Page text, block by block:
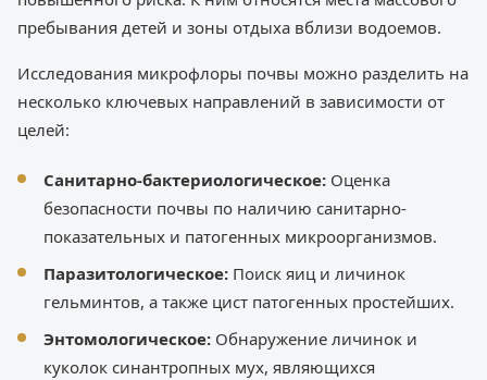
пребывания детей и зоны отдыха вблизи водоемов.
Исследования микрофлоры почвы можно разделить на
несколько ключевых направлений в зависимости от
целей:
Санитарно-бактериологическое: Оценка
безопасности почвы по наличию санитарно-
показательных и патогенных микроорганизмов.
Паразитологическое: Поиск яиц и личинок
гельминтов, а также цист патогенных простейших.
Энтомологическое: Обнаружение личинок и
куколок синантропных мух, являющихся